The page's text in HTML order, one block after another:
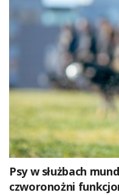
Psy w służbach
czworonożni